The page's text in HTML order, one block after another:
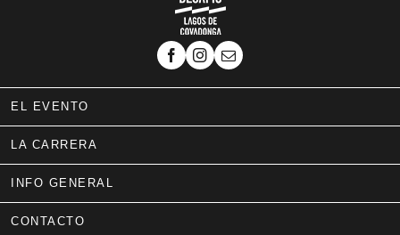
EL EVENTO
LA CARRERA
INFO GENERAL
CONTACTO